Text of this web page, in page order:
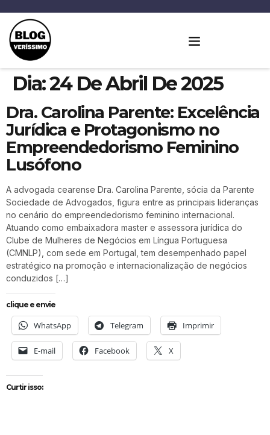
Dia:24 De Abril De 2025
Dra. Carolina Parente: Excelência
Jurídica e Protagonismo no
Empreendedorismo Feminino
Lusófono
A advogada cearense Dra. Carolina Parente, sócia da Parente
Sociedade de Advogados, figura entre as principais lideranças
no cenário do empreendedorismo feminino internacional.
Atuando como embaixadora master e assessora jurídica do
Clube de Mulheres de Negócios em Língua Portuguesa
(CMNLP), com sede em Portugal, tem desempenhado papel
estratégico na promoção e internacionalização de negócios
conduzidos […]
clique e envie
WhatsApp Telegram Imprimir
E-mail Facebook X
Curtir isso: